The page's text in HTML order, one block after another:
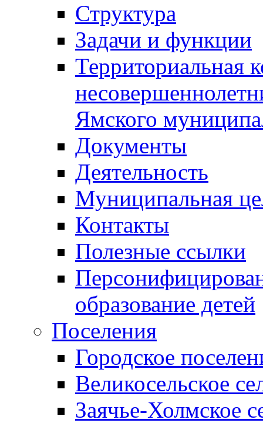
Структура
Задачи и функции
Территориальная
Ямского
Документы
Деятельность
Муниципальная
Контакты
Полезные ссылки
образование детей
Поселения
Городское
Великосельское
Заячье-Холмское